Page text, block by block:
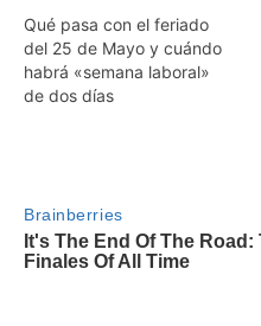
Qué pasa con el feriado
del 25 de Mayo y cuándo
habrá «semana laboral»
de dos días